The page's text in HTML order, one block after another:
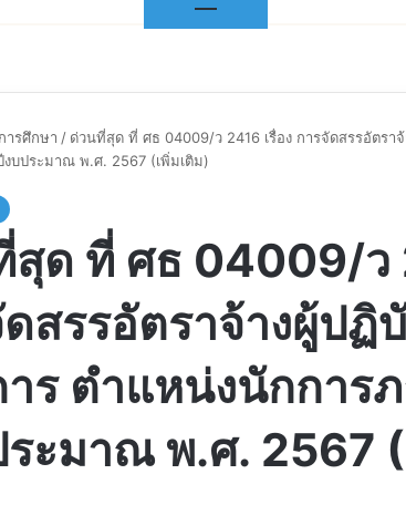
ารศึกษา / ด่วนที่สุด ที่ ศธ 04009/ว 2416 เรื่อง การจัดสรรอัตรา
งบประมาณ พ.ศ. 2567 (เพิ่มเติม)
ด ที่ ศธ 04009/ว
สรรอัตราจ้างผู้ปฏิ
ร ตำแหน่งนักการภ
ะมาณ พ.ศ. 2567 (